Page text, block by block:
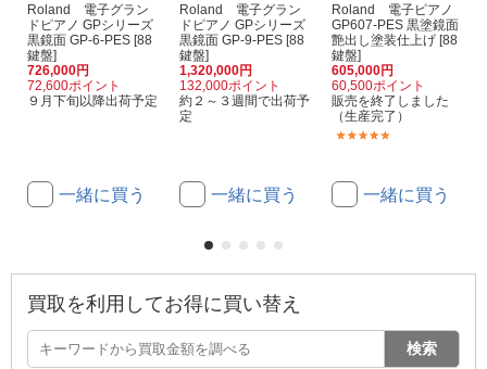
Roland 電子グラン
ドピアノ GPシリーズ
黒鏡面 GP-6-PES [88
鍵盤]
726,000円
72,600ポイント
９月下旬以降出荷予定
一緒に買う
Roland 電子グラン
ドピアノ GPシリーズ
黒鏡面 GP-9-PES [88
鍵盤]
1,320,000円
132,000ポイント
約２～３週間で出荷予
定
一緒に買う
Roland 電子ピアノ
GP607-PES 黒塗鏡面
艶出し塗装仕上げ [88
鍵盤]
605,000円
60,500ポイント
販売を終了しました
（生産完了）
一緒に買う
買取を利用してお得に買い替え
検索